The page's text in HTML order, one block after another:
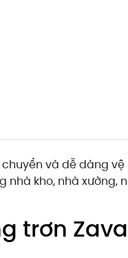
và dễ dàng vệ
kho, nhà xưởng,
trơn